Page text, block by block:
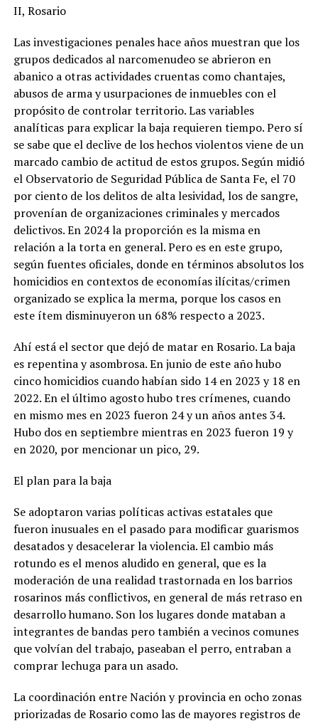
II, Rosario
Las investigaciones penales hace años muestran que los
grupos dedicados al narcomenudeo se abrieron en
abanico a otras actividades cruentas como chantajes,
abusos de arma y usurpaciones de inmuebles con el
propósito de controlar territorio. Las variables
analíticas para explicar la baja requieren tiempo. Pero sí
se sabe que el declive de los hechos violentos viene de un
marcado cambio de actitud de estos grupos. Según midió
el Observatorio de Seguridad Pública de Santa Fe, el 70
por ciento de los delitos de alta lesividad, los de sangre,
provenían de organizaciones criminales y mercados
delictivos. En 2024 la proporción es la misma en
relación a la torta en general. Pero es en este grupo,
según fuentes oficiales, donde en términos absolutos los
homicidios en contextos de economías ilícitas/crimen
organizado se explica la merma, porque los casos en
este ítem disminuyeron un 68% respecto a 2023.
Ahí está el sector que dejó de matar en Rosario. La baja
es repentina y asombrosa. En junio de este año hubo
cinco homicidios cuando habían sido 14 en 2023 y 18 en
2022. En el último agosto hubo tres crímenes, cuando
en mismo mes en 2023 fueron 24 y un años antes 34.
Hubo dos en septiembre mientras en 2023 fueron 19 y
en 2020, por mencionar un pico, 29.
El plan para la baja
Se adoptaron varias políticas activas estatales que
fueron inusuales en el pasado para modificar guarismos
desatados y desacelerar la violencia. El cambio más
rotundo es el menos aludido en general, que es la
moderación de una realidad trastornada en los barrios
rosarinos más conflictivos, en general de más retraso en
desarrollo humano. Son los lugares donde mataban a
integrantes de bandas pero también a vecinos comunes
que volvían del trabajo, paseaban el perro, entraban a
comprar lechuga para un asado.
La coordinación entre Nación y provincia en ocho zonas
priorizadas de Rosario como las de mayores registros de